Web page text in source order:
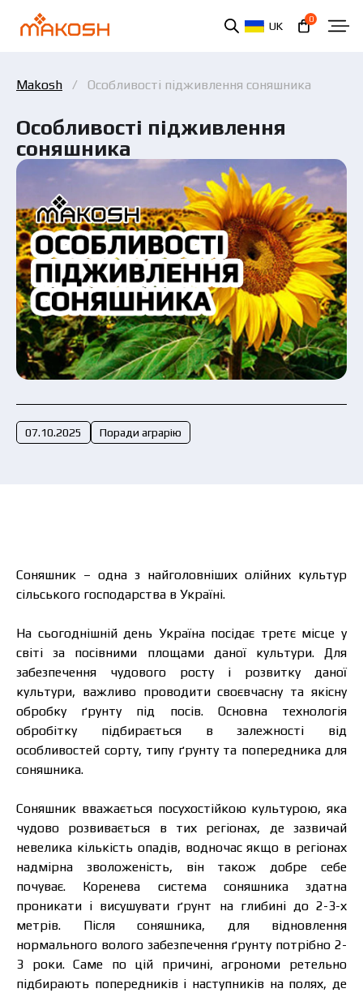
UK
0
Makosh Особливості підживлення соняшника
Особливості підживлення
соняшника
07.10.2025 Поради аграрію
Соняшник – одна з найголовніших олійних культур
сільського господарства в Україні.
На сьогоднішній день Україна посідає третє місце у
світі за посівними площами даної культури. Для
забезпечення чудового росту і розвитку даної
культури, важливо проводити своєвчасну та якісну
обробку ґрунту під посів. Основна технологія
обробітку підбирається в залежності від
особливостей сорту, типу ґрунту та попередника для
соняшника.
Соняшник вважається посухостійкою культурою, яка
чудово розвивається в тих регіонах, де зазвичай
невелика кількість опадів, водночас якщо в регіонах
надмірна зволоженість, він також добре себе
почуває. Коренева система соняшника здатна
проникати і висушувати ґрунт на глибині до 2-3-х
метрів. Після соняшника, для відновлення
нормального волого забезпечення ґрунту потрібно 2-
3 роки. Саме по цій причині, агрономи ретельно
підбирають попередників і наступників на полях, де
Ви ознайомилися та погоджуєтеся з політикою
захисту персональних даних.